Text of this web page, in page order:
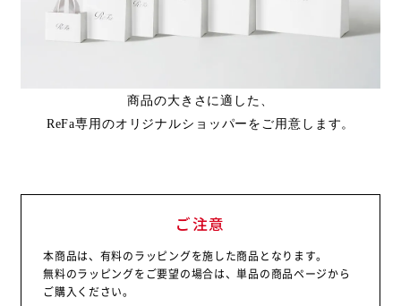
商品の大きさに適した、
ReFa専用のオリジナルショッパーをご用意します。
ご注意
本商品は、有料のラッピングを施した商品となります。
無料のラッピングをご要望の場合は、単品の商品ページから
ご購入ください。